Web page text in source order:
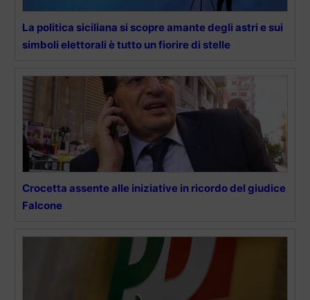
La politica siciliana si scopre amante degli astri e sui
simboli elettorali è tutto un fiorire di stelle
Crocetta assente alle iniziative in ricordo del giudice
Falcone